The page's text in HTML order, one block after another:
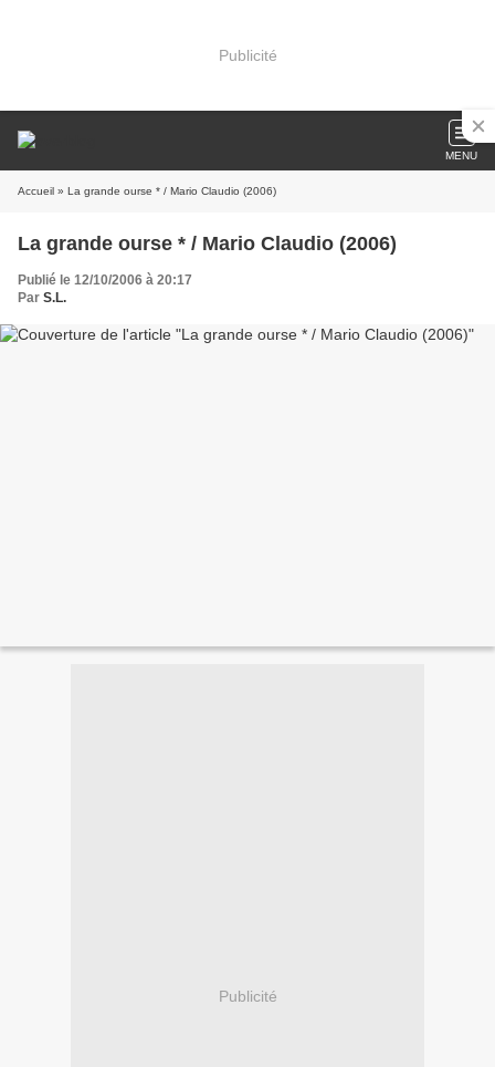
Publicité
MENU
Accueil » La grande ourse * / Mario Claudio (2006)
La grande ourse * / Mario Claudio (2006)
Publié le 12/10/2006 à 20:17
Par S.L.
Publicité